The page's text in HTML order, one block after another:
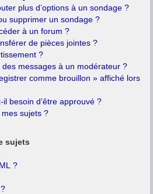
plus d’options à un sondage ?
supprimer un sondage ?
à un forum ?
de pièces jointes ?
?
messages à un modérateur ?
comme brouillon » affiché lors
besoin d’être approuvé ?
sujets ?
sujets
?